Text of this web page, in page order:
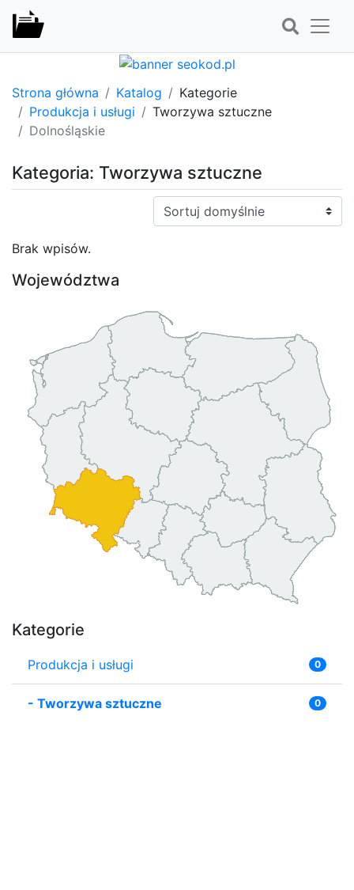
Strona główna Katalog
Kategorie
Produkcja i usługi
Tworzywa sztuczne
Dolnośląskie
Kategoria: Tworzywa sztuczne
Sortuj:
Brak wpisów.
Województwa
Kategorie
Produkcja i usługi 0
- Tworzywa sztuczne 0